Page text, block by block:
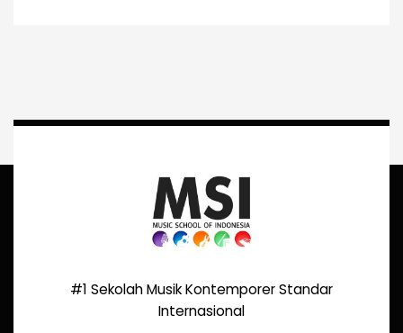
#1 Sekolah Musik Kontemporer Standar
Internasional